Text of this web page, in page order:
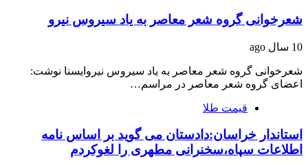
شعرخوانی گروه شعر معاصر به یاد سیروس نیرو
10 سال ago
شعرخوانی گروه شعر معاصر به یاد سیروس نیروایسنا نوشت:
اعضای گروه شعر معاصر در مراسم…
قیمت طلا
استاندار خراسان:دادستان می گوید بر اساس نامه
اطلاعات سپاه،سخنرانی مطهری را لغوکردم